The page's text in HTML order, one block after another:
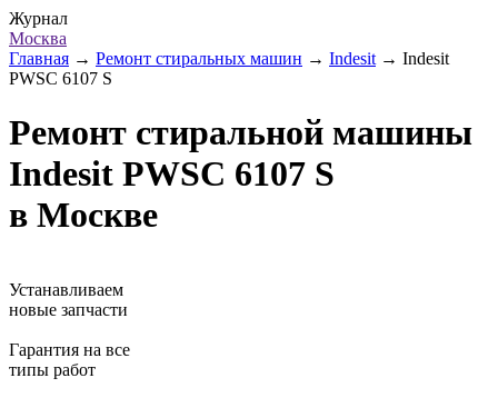
Журнал
Москва
Главная → Ремонт стиральных машин → Indesit → Indesit
PWSC 6107 S
Ремонт стиральной машины
Indesit PWSC 6107 S
в Москве
Устанавливаем
новые запчасти
Гарантия на все
типы работ